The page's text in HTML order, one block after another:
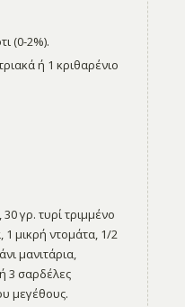
(0-2%).
ή 1 κριθαρένιο
γρ. τυρί τριμμένο
μικρή ντομάτα, 1/2
μανιτάρια,
3 σαρδέλες
μεγέθους.